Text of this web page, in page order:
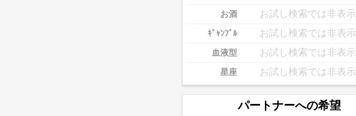
お酒 お試し検索では非表示
ｷﾞｬﾝﾌﾞﾙ お試し検索では非表示
血液型 お試し検索では非表示
星座 お試し検索では非表示
パートナーへの希望